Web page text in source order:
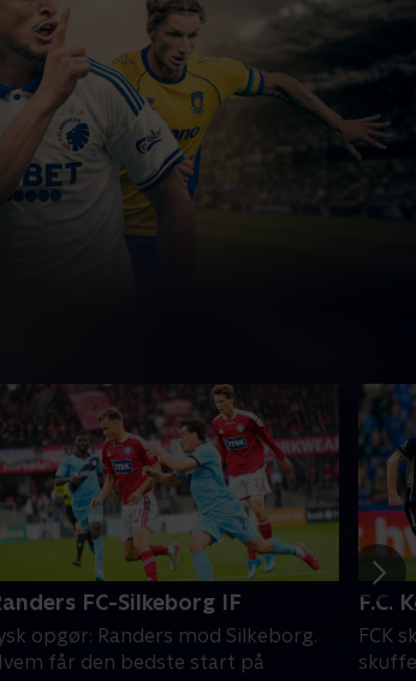
FC-Silkeborg IF
opgør: Randers mod Silkeborg.
får den bedste start på
F.C.
FCK